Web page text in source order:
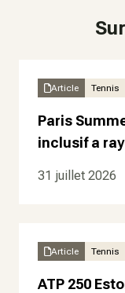
Article Tennis
Paris
inclusif a
31 juillet 2026
Article Tennis
ATP 250